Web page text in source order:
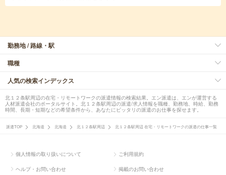
勤務地 / 路線・駅
職種
人気の検索インデックス
北１２条駅周辺の在宅・リモートワークの派遣情報の検索結果。エン派遣は、エンが運営する
人材派遣会社のポータルサイト。北１２条駅周辺の派遣/求人情報を職種、勤務地、時給、勤務
時間、長期・短期などの希望条件から、あなたにピッタリの派遣のお仕事を探せます。
派遣TOP 北海道 北海道 北１２条駅周辺 北１２条駅周辺 在宅・リモートワークの派遣の仕事一覧
個人情報の取り扱いについて ご利用規約
ヘルプ・お問い合わせ 掲載のお問い合わせ